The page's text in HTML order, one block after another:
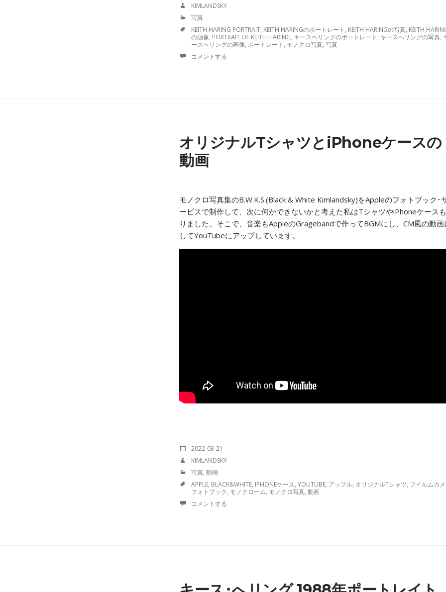
日:
投
者:
KIMLANDSKY
カ
ゴ
リ
ー:
写真
TAGS
KEITH HARING PORTRAIT, KEITH HARINGのポートレート , KEITH HARINGの写真, KEITH
の画像, PORTRAIT OF KEITH HARING, キースヘリングのポートレート , キースヘリングの写真,
ースヘリングの画像, ポートレート , モノクロ写真, 写真
コメントする
オリジナルTシャツとiPhoneケースの
動画
モノクロ写真集のB.W.K.S.(Black & White Kimlandsky)をAppleのフォトブック･
ービスで制作して、次に何かできないかと考えた私はTシャツやiPhoneケース
りました。そこで、音楽もAppleのGragebandで作ってBGMにし、CM風の動画
してYouTubeにアップしています。
投
日:
2022-03-21
投
者:
KIMLANDSKY
カ
ゴ
リ
ー:
写真, 動画
TAGS
APPLE, BLACK&WHITE, IPHONEケース, YOUTUBE, アップル, オリジナルTシャツ, フイルムカ
フォトブック, モノクローム, モノクロ写真, 動画
コメントする